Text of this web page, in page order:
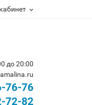
до 20:00
76-76
72-82